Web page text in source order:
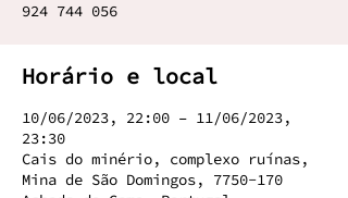
924 744 056
Horário e local
10/06/2023, 22:00 – 11/06/2023,
23:30
Cais do minério, complexo ruínas,
Mina de São Domingos, 7750-170